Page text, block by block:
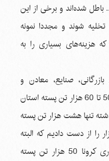
باطل شده‌اند و برخی از این
تخلیه شوند و مجددا نمونه
هزینه‌های بسیاری را به
صنایع، معادن و
کشاورزی کرمان گفت: هر سال 50 تا 60 هزار تن پسته استان
تنها هشت هزار تن پسته
را از دست دادیم که البته
پیش‌بینی می‌شود با وجود بیماری کرونا 50 هزار تن پسته